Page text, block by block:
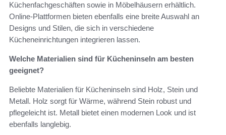
Küchenfachgeschäften sowie in Möbelhäusern erhältlich.
Online-Plattformen bieten ebenfalls eine breite Auswahl an
Designs und Stilen, die sich in verschiedene
Kücheneinrichtungen integrieren lassen.
Welche Materialien sind für Kücheninseln am besten
geeignet?
Beliebte Materialien für Kücheninseln sind Holz, Stein und
Metall. Holz sorgt für Wärme, während Stein robust und
pflegeleicht ist. Metall bietet einen modernen Look und ist
ebenfalls langlebig.